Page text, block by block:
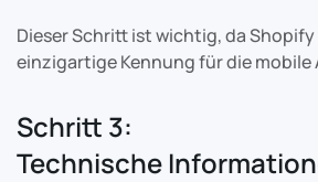
Dieser Schritt ist wichtig, da
einzigartige Kennung für die mobile
Schritt 3:
Technische